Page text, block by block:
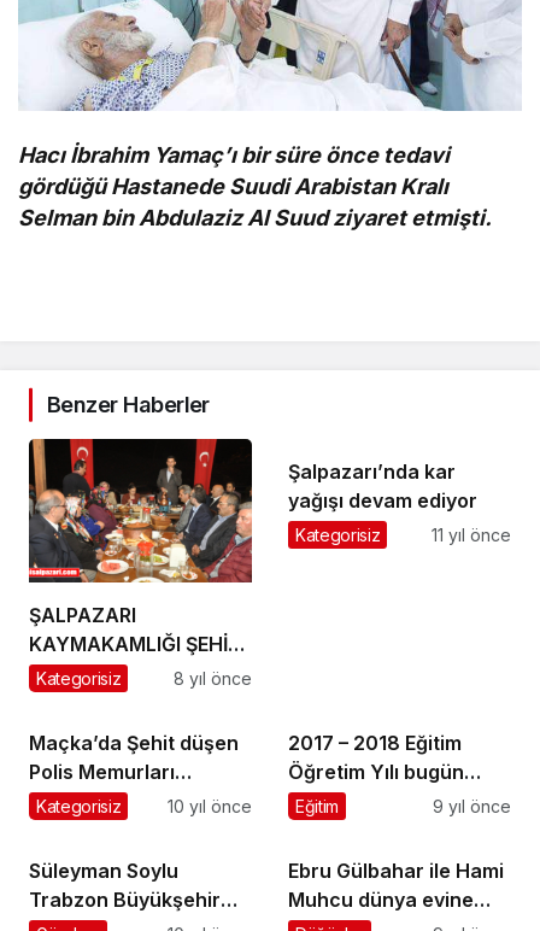
Hacı İbrahim Yamaç’ı bir süre önce tedavi
gördüğü Hastanede Suudi Arabistan Kralı
Selman bin Abdulaziz Al Suud ziyaret etmişti.
Benzer Haberler
ŞALPAZARI
KAYMAKAMLIĞI ŞEHİT
AİLELERİ VE GAZİLERLE,
VERDİ
Kategorisiz 8 yıl önce
Şalpazarı’nda kar
yağışı devam ediyor
Kategorisiz 11 yıl önce
Maçka’da Şehit düşen
Polis Memurları
memleketlerine
Kategorisiz 10 yıl önce
2017 – 2018 Eğitim
Öğretim Yılı bugün
başladı
Eğitim 9 yıl önce
Süleyman Soylu
Trabzon Büyükşehir
Ebru Gülbahar ile Hami
Muhcu dünya evine